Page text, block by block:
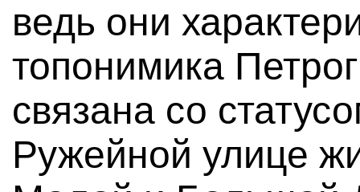
ведь они
топонимика
связана со
Ружейной улице